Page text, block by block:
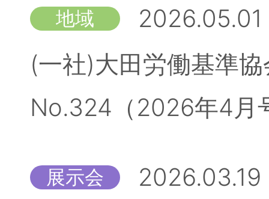
地域
2026.05.01
(一社)大田労働基準
No.324（2026年4月
展示会
2026.03.19